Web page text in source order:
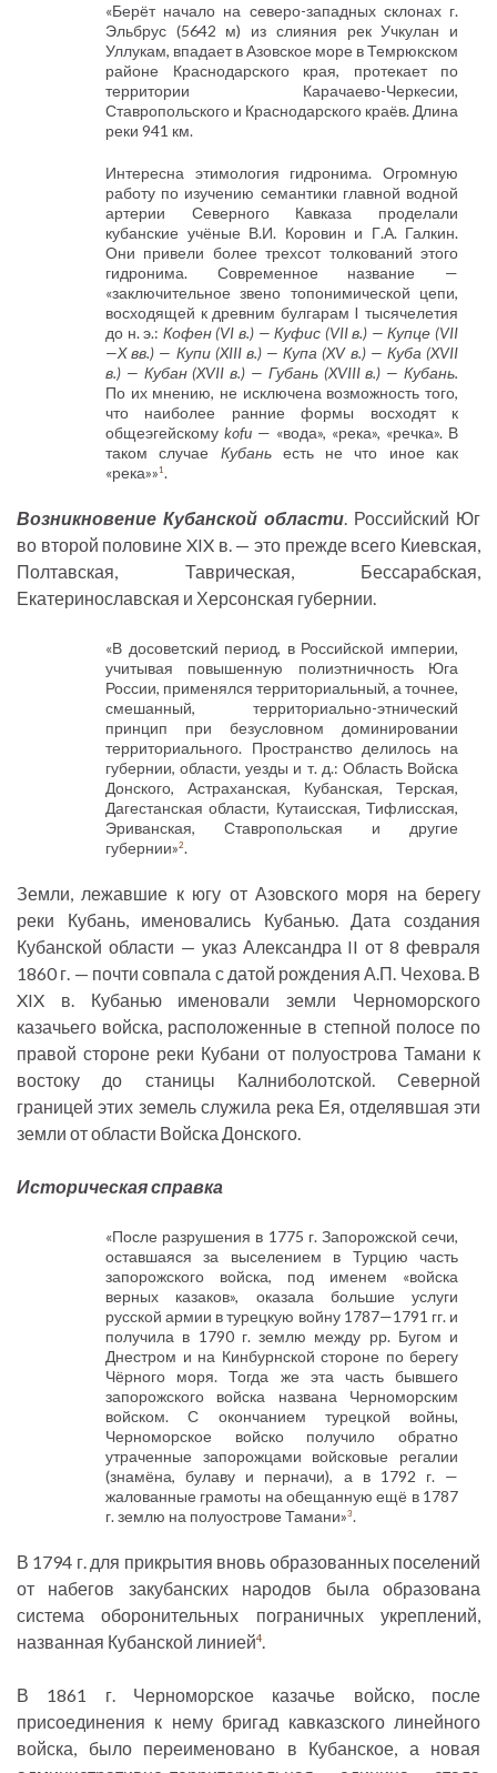
«Берёт начало на северо-западных склонах г.
Эльбрус (5642 м) из слияния рек Учкулан и
Уллукам, впадает в Азовское море в Темрюкском
районе Краснодарского края, протекает по
территории Карачаево-Черкесии,
Ставропольского и Краснодарского краёв. Длина
реки 941 км.
Интересна этимология гидронима. Огромную
работу по изучению семантики главной водной
артерии Северного Кавказа проделали
кубанские учёные В.И. Коровин и Г.А. Галкин.
Они привели более трехсот толкований этого
гидронима. Современное название —
«заключительное звено топонимической цепи,
восходящей к древним булгарам I тысячелетия
до н. э.: Кофен (VI в.) — Куфис (VII в.) — Купце (VII
—X вв.) — Купи (XIII в.) — Купа (XV в.) — Куба (XVII
в.) — Кубан (XVII в.) — Губань (XVIII в.) — Кубань.
По их мнению, не исключена возможность того,
что наиболее ранние формы восходят к
общеэгейскому kofu — «вода», «река», «речка». В
таком случае Кубаньесть не что иное как
«река»»1 .
Возникновение Кубанской области. Российский Юг
во второй половине XIX в. — это прежде всего Киевская,
Полтавская, Таврическая, Бессарабская,
Екатеринославская и Херсонская губернии.
«В досоветский период, в Российской империи,
учитывая повышенную полиэтничность Юга
России, применялся территориальный, а точнее,
смешанный, территориально-этнический
принцип при безусловном доминировании
территориального. Пространство делилось на
губернии, области, уезды и т. д.: Область Войска
Донского, Астраханская, Кубанская, Терская,
Дагестанская области, Кутаисская, Тифлисская,
Эриванская, Ставропольская и другие
губернии»2.
Земли, лежавшие к югу от Азовского моря на берегу
реки Кубань, именовались Кубанью. Дата создания
Кубанской области — указ Александра II от 8 февраля
1860 г. — почти совпала с датой рождения А.П. Чехова. В
XIX в. Кубанью именовали земли Черноморского
казачьего войска, расположенные в степной полосе по
правой стороне реки Кубани от полуострова Тамани к
востоку до станицы Калниболотской. Северной
границей этих земель служила река Ея, отделявшая эти
земли от области Войска Донского.
Историческая справка
«После разрушения в 1775 г. Запорожской сечи,
оставшаяся за выселением в Турцию часть
запорожского войска, под именем «войска
верных казаков», оказала большие услуги
русской армии в турецкую войну 1787—1791 гг. и
получила в 1790 г. землю между рр. Бугом и
Днестром и на Кинбурнской стороне по берегу
Чёрного моря. Тогда же эта часть бывшего
запорожского войска названа Черноморским
войском. С окончанием турецкой войны,
Черноморское войско получило обратно
утраченные запорожцами войсковые регалии
(знамёна, булаву и перначи), а в 1792 г. —
жалованные грамоты на обещанную ещё в 1787
г. землю на полуострове Тамани»3.
В 1794 г. для прикрытия вновь образованных поселений
от набегов закубанских народов была образована
система оборонительных пограничных укреплений,
названная Кубанской линией4.
В 1861 г. Черноморское казачье войско, после
присоединения к нему бригад кавказского линейного
войска, было переименовано в Кубанское, а новая